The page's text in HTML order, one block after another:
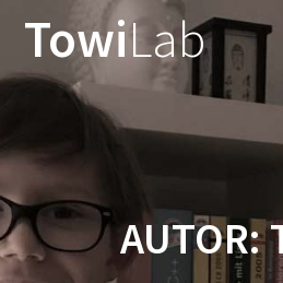
Inhalt
TowiLab
AUTOR: